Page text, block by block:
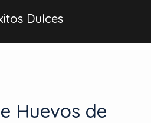
Dulces
Huevos de